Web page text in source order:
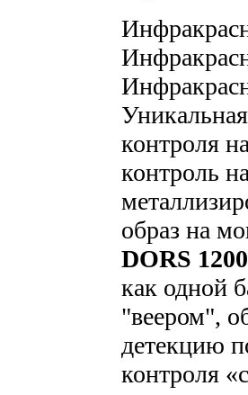
контроля
контроль
образ на
DORS
как одной
"веером",
детекцию
контроля